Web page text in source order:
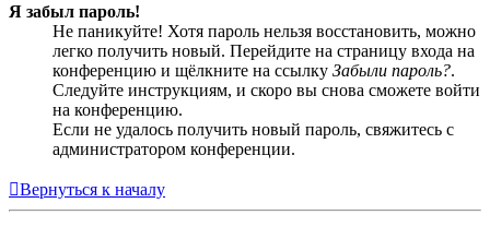
Я забыл пароль!
Не паникуйте! Хотя пароль нельзя восстановить, можно
легко получить новый. Перейдите на страницу входа на
конференцию и щёлкните на ссылку Забыли пароль?.
Следуйте инструкциям, и скоро вы снова сможете войти
на конференцию.
Если не удалось получить новый пароль, свяжитесь с
администратором конференции.
Вернуться к началу